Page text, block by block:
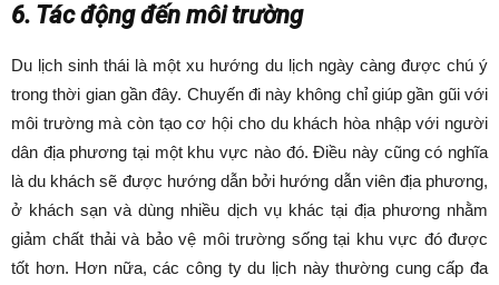
6. Tác động đến môi trường
Du lịch sinh thái là một xu hướng du lịch ngày càng được chú ý
trong thời gian gần đây. Chuyến đi này không chỉ giúp gần gũi với
môi trường mà còn tạo cơ hội cho du khách hòa nhập với người
dân địa phương tại một khu vực nào đó. Điều này cũng có nghĩa
là du khách sẽ được hướng dẫn bởi hướng dẫn viên địa phương,
ở khách sạn và dùng nhiều dịch vụ khác tại địa phương nhằm
giảm chất thải và bảo vệ môi trường sống tại khu vực đó được
tốt hơn. Hơn nữa, các công ty du lịch này thường cung cấp đa